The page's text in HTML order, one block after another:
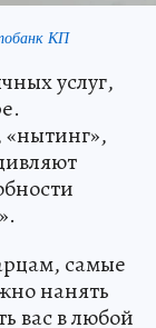
КП
услуг,
самые
нанять
вас в любой